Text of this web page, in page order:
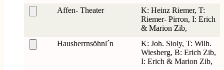
Affen- Theater
K: Heinz Riemer, T:
Riemer- Pirron, I: Erich
& Marion Zib,
Hausherrnsöhnl´n
K: Joh. Sioly, T: Wilh.
Wiesberg, B: Erich Zib,
I: Erich & Marion Zib,